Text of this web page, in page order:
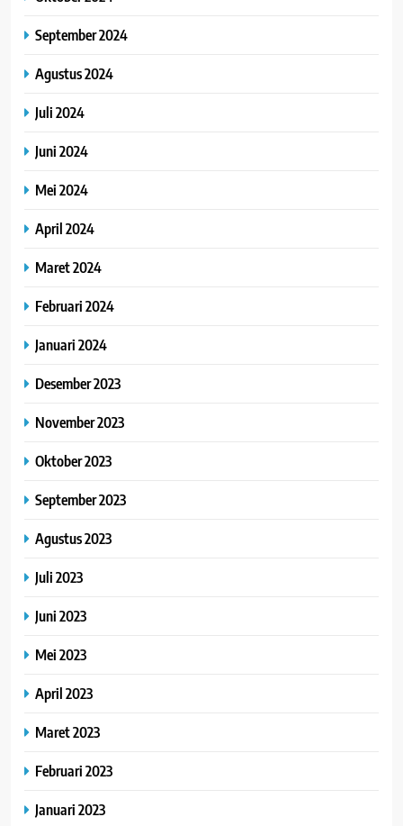
September 2024
Agustus 2024
Juli 2024
Juni 2024
Mei 2024
April 2024
Maret 2024
Februari 2024
Januari 2024
Desember 2023
November 2023
Oktober 2023
September 2023
Agustus 2023
Juli 2023
Juni 2023
Mei 2023
April 2023
Maret 2023
Februari 2023
Januari 2023